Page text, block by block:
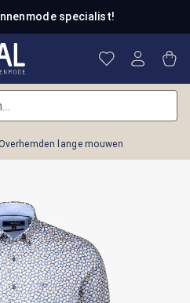
specialist!
Je hebt 0
lange mouwen